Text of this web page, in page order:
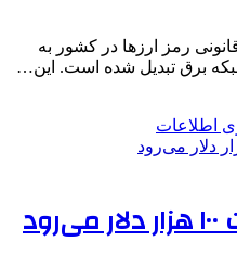
رمز ارزها در کشور به
برق تبدیل شده است. این…
اطلاعات